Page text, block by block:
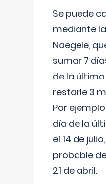
Se puede
mediante
Naegele,
sumar 7
de la
restarle 3
Por
día de la
el 14 de
probable
21 de abril.